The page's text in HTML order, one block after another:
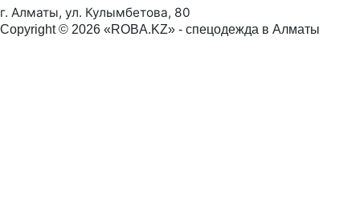
г. Алматы, ул. Кулымбетова, 80
Copyright © 2026 «ROBA.KZ» - спецодежда в Алматы